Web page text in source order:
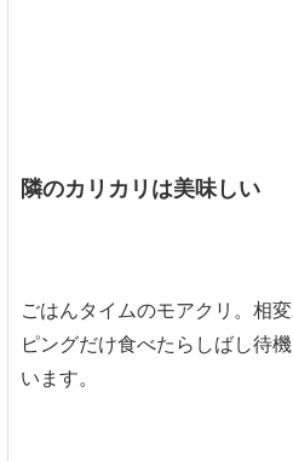
隣のカリカリは美味しい
ごはんタイムのモアクリ。相
ピングだけ食べたらしばし待
います。